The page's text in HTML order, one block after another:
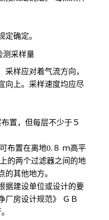
定确定。
采样应对着气流方向，
向上。采样速度均应尽
置，但每层不少于５
布置在离地0.８ ｍ高平
的两个过滤器之间的地
的其他地方。
据建设单位或设计的要
厂房设计规范》 ＧＢ